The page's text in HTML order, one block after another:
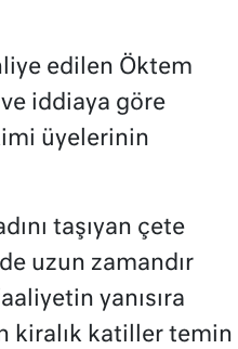
edilen Öktem
iddiaya göre
üyelerinin
taşıyan çete
uzun zamandır
yanısıra
kiralık katiller temin